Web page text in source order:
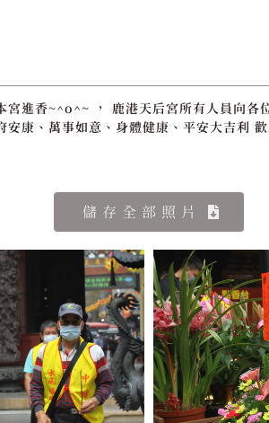
進香~^o^~ ， 鹿港天后宮所有人員向各
安康、萬事如意、身體健康、平安大吉利
儲存全部照片